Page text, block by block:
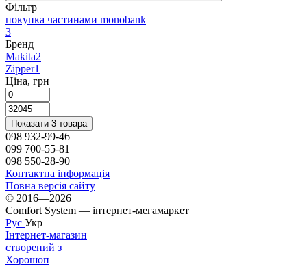
Фільтр
покупка частинами monobank
3
Бренд
Makita2
Zipper1
Ціна, грн
Показати 3 товара
098 932-99-46
099 700-55-81
098 550-28-90
Контактна інформація
Повна версія сайту
© 2016—2026
Comfort System — інтернет-мегамаркет
Рус Укр
Інтернет-магазин
створений з
Хорошоп